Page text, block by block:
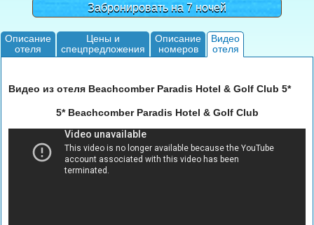
Забронировать на 7 ночей
Описание
отеля
Цены и
спецпредложения
Описание
номеров
Видео
отеля
Видео из отеля Beachcomber Paradis Hotel & Golf Club 5*
5* Beachcomber Paradis Hotel & Golf Club